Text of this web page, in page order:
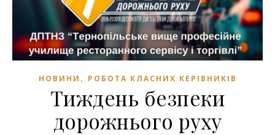
НОВИНИ , РОБОТА КЛАСНИХ КЕРІВНИКІВ
Тиждень безпеки
дорожнього руху